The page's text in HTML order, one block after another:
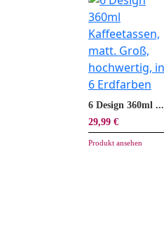
6 Design 360ml ...
29,99 €
Produkt ansehen